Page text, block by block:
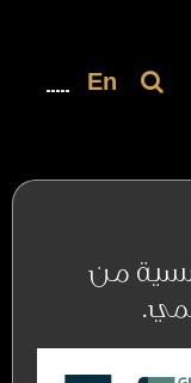
En
من